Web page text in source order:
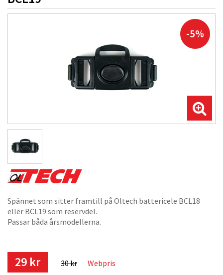
-5%
Spännet som sitter framtill på Oltech battericele BCL18
eller BCL19 som reservdel.
Passar båda årsmodellerna.
29 kr 30 kr Webpris